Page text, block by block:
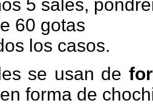
5 sales,
60 gotas
los casos.
se usan de
forma de